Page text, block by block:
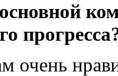
очень